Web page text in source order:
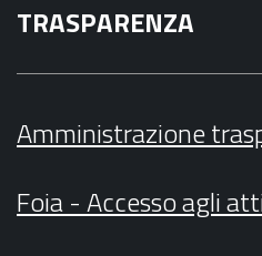
TRASPARENZA
Amministrazione
Foia - Accesso agli